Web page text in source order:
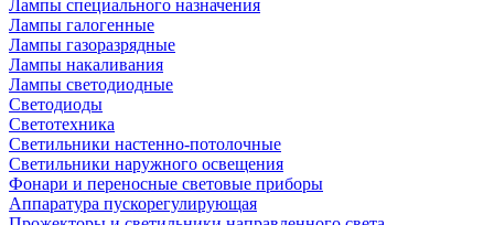
Лампы специального назначения
Лампы галогенные
Лампы газоразрядные
Лампы накаливания
Лампы светодиодные
Светодиоды
Светотехника
Светильники настенно-потолочные
Светильники наружного освещения
Фонари и переносные световые приборы
Аппаратура пускорегулирующая